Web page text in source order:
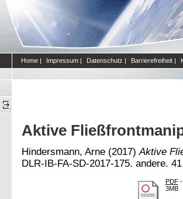
Home | Impressum | Datenschutz | Barrierefreiheit |
Aktive
Hindersmann, Arne (2017) Aktive
DLR-IB-FA-SD-2017-175. andere.
PDF-
3MB